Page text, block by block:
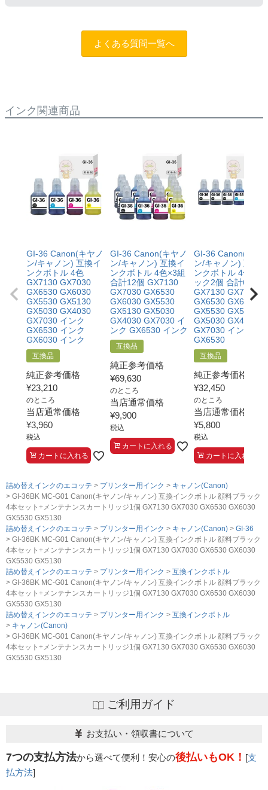
互換品：ブラック175ml/カラー各140ml
純正品：ブラック170ml/カラー各135ml
【GI-30】
【GI-31】
互換品：ブラック170ml/カラー各70ml
純正品：ブラック135ml/カラー各70ml
るのは純正インクを使い切った後の方がオススメです。
チャットロボット
」を設けておりますので、ご購入商品とご使用プリン
よくある質問一覧へ
インク関連商品
GI-36 Canon(キヤノ
ン/キャノン) 互換イ
ンクボトル 4色
GX7130 GX7030
GX6530 GX6030
GX5530 GX5130
GX5030 GX4030
GX7030 インク
GX6530 インク
GX6030 インク
互換品
純正参考価格
¥23,210
のところ
当店通常価格
¥3,960
税込
カートに入れる
GI-36 Canon(キヤノ
ン/キャノン) 互換イ
ンクボトル 4色×3組
合計12個 GX7130
GX7030 GX6530
GX6030 GX5530
GX5130 GX5030
GX4030 GX7030 イ
ンク GX6530 インク
互換品
純正参考価格
¥69,630
のところ
当店通常価格
¥9,900
税込
カートに入れる
GI-36 Canon(キヤ
ン/キャノン) 互換イ
ンクボトル 4色+ブ
ック2個 合計6個
GX7130 GX7030
GX6530 GX6030
GX5530 GX5130
GX5030 GX4030
GX7030 インク
GX6530
互換品
純正参考価格
¥32,450
のところ
当店通常価格
¥5,800
税込
カートに入れる
詰め替えインクのエコッテ プリンター用インク
キャノン(Canon)
GI-36BK MC-G01 Canon(キヤノン/キャノン) 互換インクボトル 顔料ブラック
4本セット+メンテナンスカートリッジ1個 GX7130 GX7030 GX6530 GX6030
GX5530 GX5130
詰め替えインクのエコッテ
プリンター用インク キャノン(Canon)
GI-36
GI-36BK MC-G01 Canon(キヤノン/キャノン) 互換インクボトル 顔料ブラック
4本セット+メンテナンスカートリッジ1個 GX7130 GX7030 GX6530 GX6030
GX5530 GX5130
詰め替えインクのエコッテ
プリンター用インク
互換インクボトル
GI-36BK MC-G01 Canon(キヤノン/キャノン) 互換インクボトル 顔料ブラック
4本セット+メンテナンスカートリッジ1個 GX7130 GX7030 GX6530 GX6030
GX5530 GX5130
詰め替えインクのエコッテ
プリンター用インク
互換インクボトル
キャノン(Canon)
GI-36BK MC-G01 Canon(キヤノン/キャノン) 互換インクボトル 顔料ブラック
4本セット+メンテナンスカートリッジ1個 GX7130 GX7030 GX6530 GX6030
GX5530 GX5130
ご利用ガイド
お支払い・領収書について
7つの支払方法から選べて便利！安心の後払いもOK！ [支
払方法]